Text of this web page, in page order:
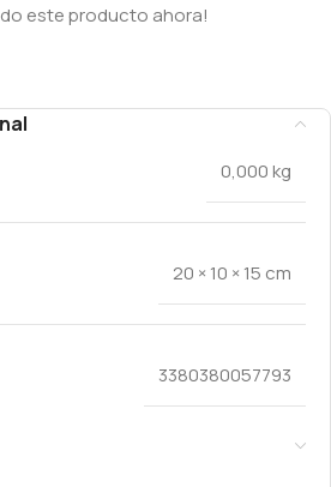
este producto ahora!
0,000 kg
20 × 10 × 15 cm
3380380057793